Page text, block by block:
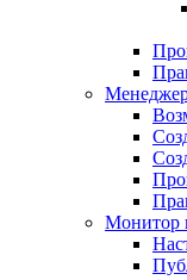
Монитор